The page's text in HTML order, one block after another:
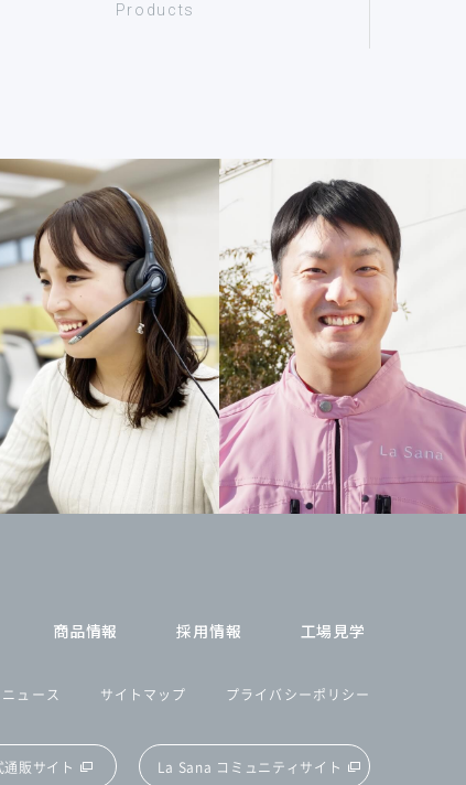
Products
商品情報 採用情報 工場見学
ニュース サイトマップ プライバシーポリシー
販サイト La Sana コミュニティサイト